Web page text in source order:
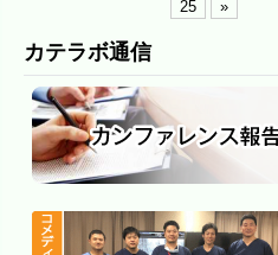
25
»
カテラボ通信